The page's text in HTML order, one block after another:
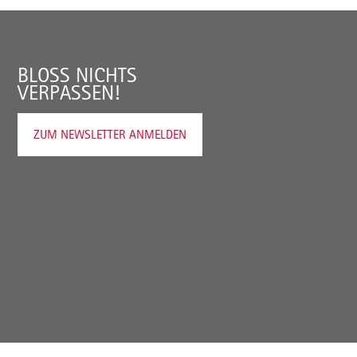
BLOSS NICHTS V
ERPASSEN!
ZUM NEWSLETTER ANMELDEN